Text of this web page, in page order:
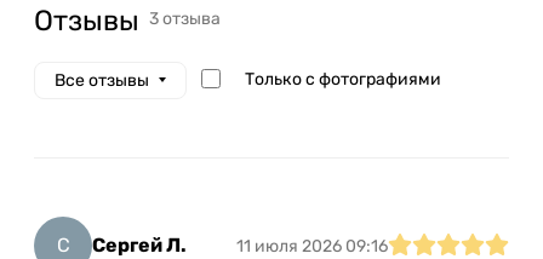
Отзывы 3 отзыва
Все отзывы Только с фотографиями
С Сергей Л. 11 июля 2026 09:16